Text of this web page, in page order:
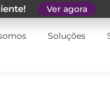
Soluções
Ver agora